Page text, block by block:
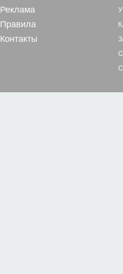
Реклама
Правила
Контакты